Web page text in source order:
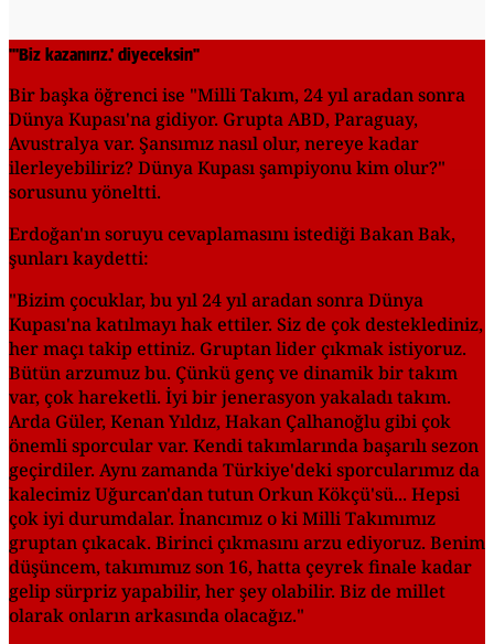
"'Biz kazanırız.' diyeceksin"
Bir başka öğrenci ise "Milli Takım, 24 yıl aradan sonra
Dünya Kupası'na gidiyor. Grupta ABD, Paraguay,
Avustralya var. Şansımız nasıl olur, nereye kadar
ilerleyebiliriz? Dünya Kupası şampiyonu kim olur?"
sorusunu yöneltti.
Erdoğan'ın soruyu cevaplamasını istediği Bakan Bak,
şunları kaydetti:
"Bizim çocuklar, bu yıl 24 yıl aradan sonra Dünya
Kupası'na katılmayı hak ettiler. Siz de çok desteklediniz,
her maçı takip ettiniz. Gruptan lider çıkmak istiyoruz.
Bütün arzumuz bu. Çünkü genç ve dinamik bir takım
var, çok hareketli. İyi bir jenerasyon yakaladı takım.
Arda Güler, Kenan Yıldız, Hakan Çalhanoğlu gibi çok
önemli sporcular var. Kendi takımlarında başarılı sezon
geçirdiler. Aynı zamanda Türkiye'deki sporcularımız da
kalecimiz Uğurcan'dan tutun Orkun Kökçü'sü... Hepsi
çok iyi durumdalar. İnancımız o ki Milli Takımımız
gruptan çıkacak. Birinci çıkmasını arzu ediyoruz. Benim
düşüncem, takımımız son 16, hatta çeyrek finale kadar
gelip sürpriz yapabilir, her şey olabilir. Biz de millet
olarak onların arkasında olacağız."